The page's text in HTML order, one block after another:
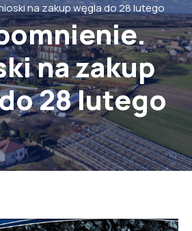
na zakup węgla do 28 lutego
na zakup
28 lutego